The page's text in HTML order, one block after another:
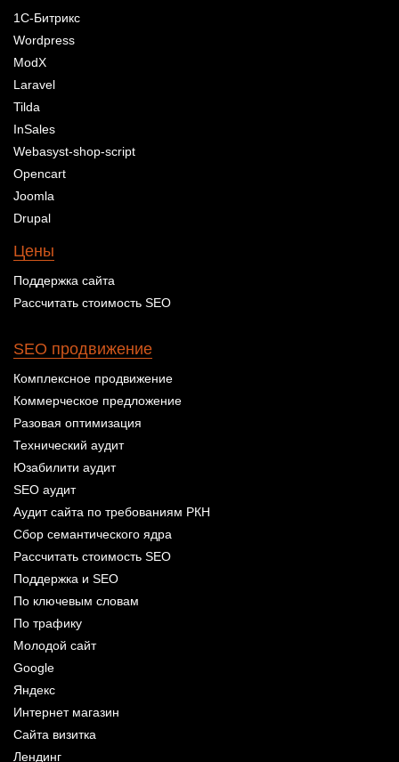
1С-Битрикс
Wordpress
ModX
Laravel
Tilda
InSales
Webasyst-shop-script
Opencart
Joomla
Drupal
Цены
Поддержка сайта
Рассчитать стоимость SEO
SEO продвижение
Комплексное продвижение
Коммерческое предложение
Разовая оптимизация
Технический аудит
Юзабилити аудит
SEO аудит
Аудит сайта по требованиям РКН
Сбор семантического ядра
Рассчитать стоимость SEO
Поддержка и SEO
По ключевым словам
По трафику
Молодой сайт
Google
Яндекс
Интернет магазин
Сайта визитка
Лендинг